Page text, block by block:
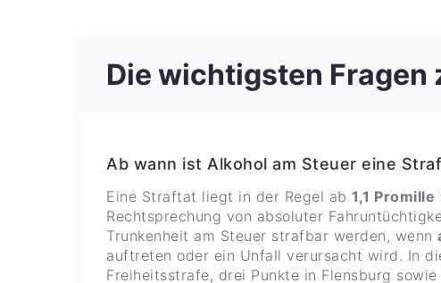
Die wichtigsten Fragen
Ab wann ist Alkohol am Steuer eine
Eine Straftat liegt in der Regel ab1,1 Promille
Rechtsprechung von absoluter
Trunkenheit am Steuer strafbar werden, wenn
auftreten oder ein Unfall verursacht wird. In
Freiheitsstrafe, drei Punkte in Flensburg